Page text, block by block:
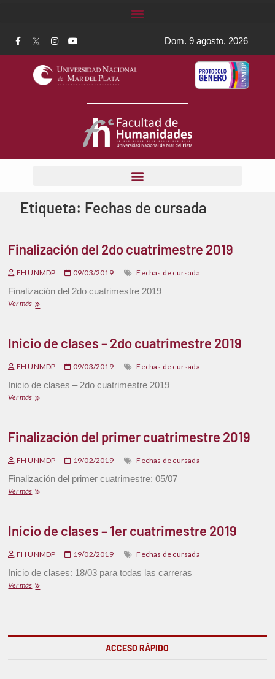
Dom. 9 agosto, 2026
Etiqueta: Fechas de cursada
Finalización del 2do cuatrimestre 2019
FH UNMDP 09/03/2019 Fechas de cursada
Finalización del 2do cuatrimestre 2019
Ver más
Inicio de clases – 2do cuatrimestre 2019
FH UNMDP 09/03/2019 Fechas de cursada
Inicio de clases – 2do cuatrimestre 2019
Ver más
Finalización del primer cuatrimestre 2019
FH UNMDP 19/02/2019 Fechas de cursada
Finalización del primer cuatrimestre: 05/07
Ver más
Inicio de clases – 1er cuatrimestre 2019
FH UNMDP 19/02/2019 Fechas de cursada
Inicio de clases: 18/03 para todas las carreras
Ver más
ACCESO RÁPIDO